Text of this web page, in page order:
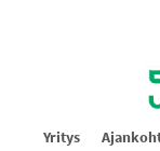
Yritys